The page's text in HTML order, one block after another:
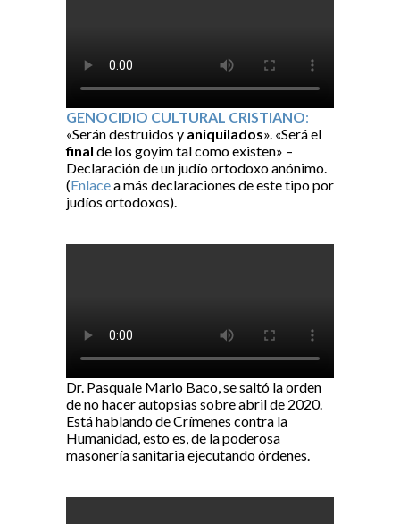
GENOCIDIO CULTURAL CRISTIANO:
«Serán destruidos y aniquilados». «Será el
final de los goyim tal como existen» –
Declaración de un judío ortodoxo anónimo.
(Enlacea más declaraciones de este tipo por
judíos ortodoxos).
Dr. Pasquale Mario Baco, se saltó la orden
de no hacer autopsias sobre abril de 2020.
Está hablando de Crímenes contra la
Humanidad, esto es, de la poderosa
masonería sanitaria ejecutando órdenes.